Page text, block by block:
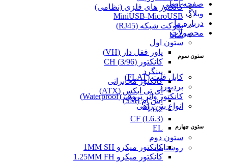
کانکتور های فلزی (نظامی)
MiniUSB-MicroUSB
سوکت شبکه (RJ45)
ساتا
ستون سوم
کابل فلت (FLAT)
بردبورد
کانکتور واتر پروف (Waterproof)
انواع بین راهی
ستون چهارم
روشنایی
صفحه اصلی
وبلاگ
درباره ما
محصولات
ستون اول
پاور قفل دار (VH)
کانکتور (3/96) CH
پینگرد
کانکتور مخابراتی
ای تی ایکس (ATX)
اِس اِم (SM)
L6.2
CF (L6.3)
EL
ستون دوم
کانکتور میکرو 1MM SH
کانکتور میکرو 1.25MM FH